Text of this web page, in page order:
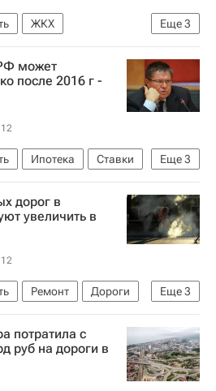
Еще3
ЖКХ
может
после 2016 г -
12
Еще3
Ипотека
Ставки
Россия
дорог в
увеличить в
12
Еще3
Ремонт
Дороги
Россия
потратила с
руб на дороги в